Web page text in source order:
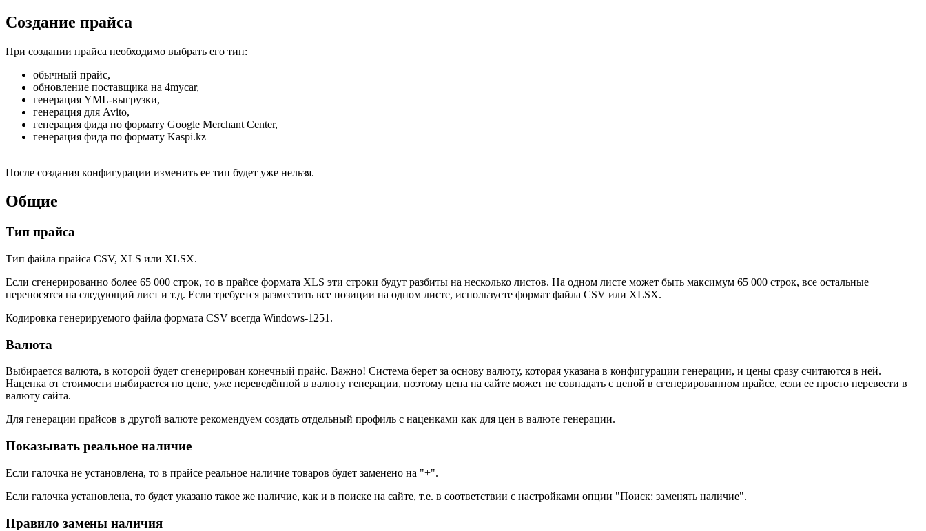
Создание прайса
При создании прайса необходимо выбрать его тип:
обычный прайс,
обновление поставщика на 4mycar,
генерация YML-выгрузки,
генерация для Avito,
генерация фида по формату Google Merchant Center,
генерация фида по формату Kaspi.kz
После создания конфигурации изменить ее тип будет уже нельзя.
Общие
Тип прайса
Тип файла прайса CSV, XLS или XLSX.
Если сгенерированно более 65 000 строк, то в прайсе формата XLS эти строки будут разбиты на несколько листов. На одном листе может быть максимум 65 000 строк, все остальные
переносятся на следующий лист и т.д. Если требуется разместить все позиции на одном листе, используете формат файла CSV или XLSX.
Кодировка генерируемого файла формата CSV всегда Windows-1251.
Валюта
Выбирается валюта, в которой будет сгенерирован конечный прайс. Важно! Система берет за основу валюту, которая указана в конфигурации генерации, и цены сразу считаются в ней.
Наценка от стоимости выбирается по цене, уже переведённой в валюту генерации, поэтому цена на сайте может не совпадать с ценой в сгенерированном прайсе, если ее просто перевести в
валюту сайта.
Для генерации прайсов в другой валюте рекомендуем создать отдельный профиль с наценками как для цен в валюте генерации.
Показывать реальное наличие
Если галочка не установлена, то в прайсе реальное наличие товаров будет заменено на "+".
Если галочка установлена, то будет указано такое же наличие, как и в поиске на сайте, т.е. в соответствии с настройками опции "Поиск: заменять наличие".
Правило замены наличия